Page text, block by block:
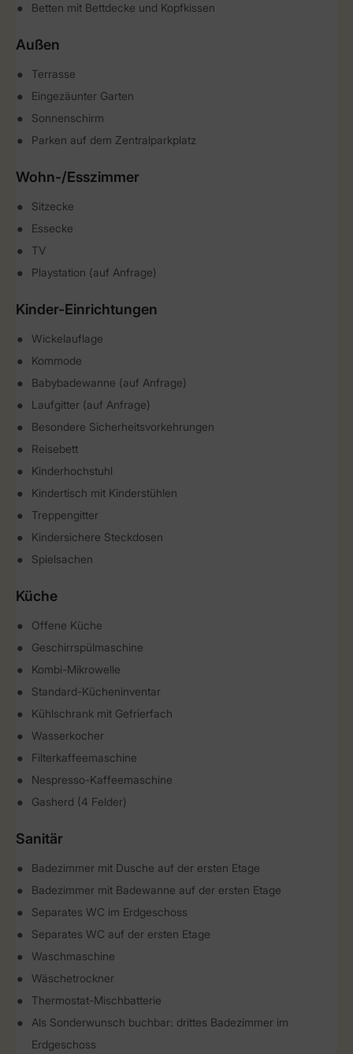
Betten mit Bettdecke und Kopfkissen
Außen
Terrasse
Eingezäunter Garten
Sonnenschirm
Parken auf dem Zentralparkplatz
Wohn-/Esszimmer
Sitzecke
Essecke
TV
Playstation (auf Anfrage)
Kinder-Einrichtungen
Wickelauflage
Kommode
Babybadewanne (auf Anfrage)
Laufgitter (auf Anfrage)
Besondere Sicherheitsvorkehrungen
Reisebett
Kinderhochstuhl
Kindertisch mit Kinderstühlen
Treppengitter
Kindersichere Steckdosen
Spielsachen
Küche
Offene Küche
Geschirrspülmaschine
Kombi-Mikrowelle
Standard-Kücheninventar
Kühlschrank mit Gefrierfach
Wasserkocher
Filterkaffeemaschine
Nespresso-Kaffeemaschine
Gasherd (4 Felder)
Sanitär
Badezimmer mit Dusche auf der ersten Etage
Badezimmer mit Badewanne auf der ersten Etage
Separates WC im Erdgeschoss
Separates WC auf der ersten Etage
Waschmaschine
Wäschetrockner
Thermostat-Mischbatterie
Als Sonderwunsch buchbar: drittes Badezimmer im
Erdgeschoss